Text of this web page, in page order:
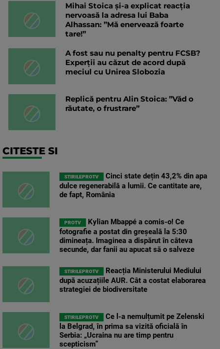
Mihai Stoica și-a explicat reacția
nervoasă la adresa lui Baba
Alhassan: ”Mă enervează foarte
tare!”
A fost sau nu penalty pentru FCSB?
Experții au căzut de acord după
meciul cu Unirea Slobozia
Replică pentru Alin Stoica: ”Văd o
răutate, o frustrare”
CITESTE SI
STIRILEPROTV
Cinci state dețin 43,2% din apa
dulce regenerabilă a lumii. Ce cantitate are,
de fapt, România
PROTV
Kylian Mbappé a comis-o! Ce
fotografie a postat din greșeală la 5:30
dimineața. Imaginea a dispărut în câteva
secunde, dar fanii au apucat să o salveze
STIRILEPROTV
Reacția Ministerului Mediului
după acuzațiile AUR. Cât a costat elaborarea
strategiei de biodiversitate
STIRILEPROTV
Ce l-a nemulțumit pe Zelenski
la Belgrad, în prima sa vizită oficială în
Serbia: „Ucraina nu are timp pentru
scepticism”